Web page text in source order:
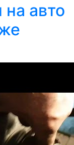
на авто